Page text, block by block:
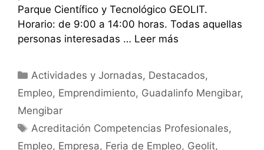
Parque Científico y Tecnológico GEOLIT.
Horario: de 9:00 a 14:00 horas. Todas aquellas
personas interesadas … Leer más
Categorías
Actividades y Jornadas, Destacados,
Empleo, Emprendimiento, Guadalinfo Mengibar,
Mengibar
Etiquetas
Acreditación Competencias Profesionales,
Empleo, Empresa, Feria de Empleo, Geolit,